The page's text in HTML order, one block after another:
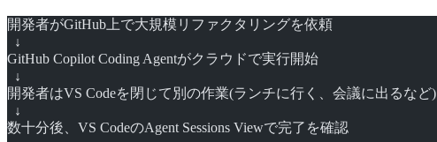
開発者がGitHub上で大規模リファクタリングを依頼
  ↓
GitHub Copilot Coding Agentがクラウドで実行開始
  ↓
開発者はVS Codeを閉じて別の作業(ランチに行く、会議に出るなど)
  ↓
数十分後、VS CodeのAgent Sessions Viewで完了を確認